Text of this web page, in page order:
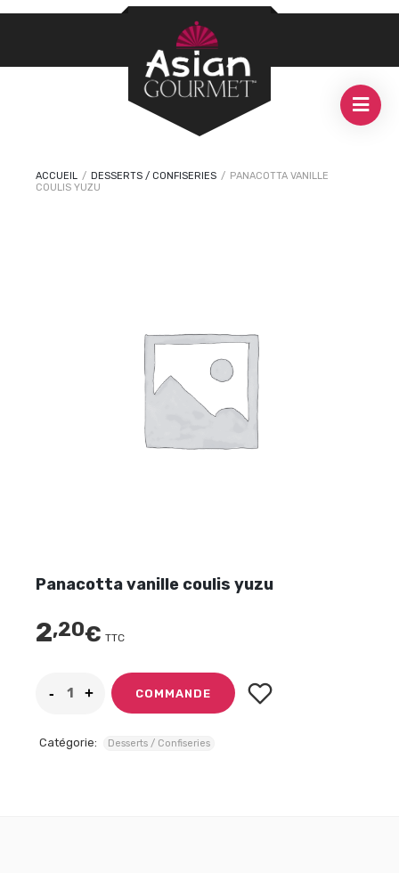
ACCUEIL / DESSERTS / CONFISERIES / PANACOTTA VANILLE
COULIS YUZU
Panacotta vanille coulis yuzu
2,20€ TTC
COMMANDE
Catégorie: Desserts / Confiseries